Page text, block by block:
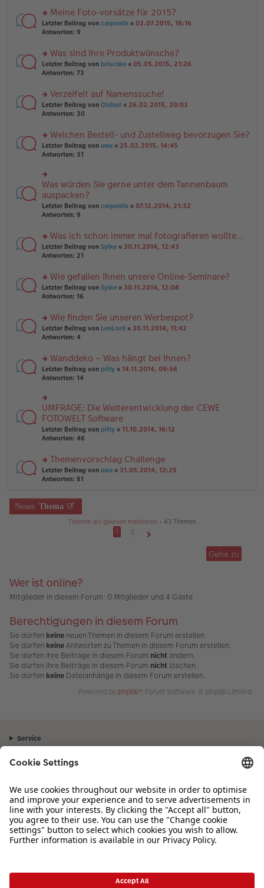
tr
a
g
el
es
e
B
ei
tr
g
rs
te
n
g
el
e
n
er
tr
a
g
Meine Foto-vorsätze für 2015?
Letzter Beitrag von carpentis « 02.07.2015, 18:16
Antworten: 9
rs
te
n
g
el
e
n
er
tr
a
g
Was sind Ihre Produktwünsche?
Letzter Beitrag von brischke « 05.05.2015, 21:26
Antworten: 73
rs
te
n
g
el
e
n
er
B
ei
tr
g
Verzeifelt auf Namenssuche!
Letzter Beitrag von Oldnat « 26.02.2015, 20:03
Antworten: 30
rs
te
u
n
g
el
es
e
er
B
ei
tr
g
Welchen Bestell- und Zustellweg bevorzugen Sie?
Letzter Beitrag von uwu « 25.02.2015, 14:45
Antworten: 31
rs
te
r
u
n
el
es
e
B
ei
tr
g
Was würden Sie gerne unter dem Tannenbaum
auspacken?
Letzter Beitrag von carpentis « 07.12.2014, 21:32
Antworten: 9
rs
te
n
g
el
e
n
er
tr
a
g
Was ich schon immer mal fotografieren wollte…
Letzter Beitrag von Sylke « 30.11.2014, 12:43
Antworten: 21
rs
te
n
g
el
e
n
er
tr
a
g
Wie gefallen Ihnen unsere Online-Seminare?
Letzter Beitrag von Sylke « 30.11.2014, 12:08
Antworten: 16
rs
te
n
g
el
e
n
er
B
ei
tr
g
Wie finden Sie unseren Werbespot?
Letzter Beitrag von LenLord « 30.11.2014, 11:42
Antworten: 4
rs
te
u
n
g
el
es
e
er
B
ei
tr
g
Wanddeko – Was hängt bei Ihnen?
Letzter Beitrag von pitty « 14.11.2014, 09:56
Antworten: 14
rs
te
r
u
n
el
es
e
B
ei
UMFRAGE: Die Weiterentwicklung der CEWE
FOTOWELT Software
Letzter Beitrag von pitty « 11.10.2014, 16:12
Antworten: 46
rs
te
n
g
tr
a
g
Themenvorschlag Challenge
Letzter Beitrag von uwu « 31.05.2014, 12:25
Antworten: 81
Neues Thema
Themen als gelesen markieren• 43 Themen
1
2
Gehe zu
Wer ist online?
Mitglieder in diesem Forum: 0 Mitglieder und 4 Gäste
Berechtigungen in diesem Forum
Sie dürfen keine neuen Themen in diesem Forum erstellen.
Sie dürfen keineAntworten zu Themen in diesem Forum erstellen.
Sie dürfen Ihre Beiträge in diesem Forum nicht ändern.
Sie dürfen Ihre Beiträge in diesem Forum nicht löschen.
Sie dürfen keine Dateianhänge in diesem Forum erstellen.
Powered by phpBB® Forum Software © phpBB Limited
Service
Sortiment
Inspiration